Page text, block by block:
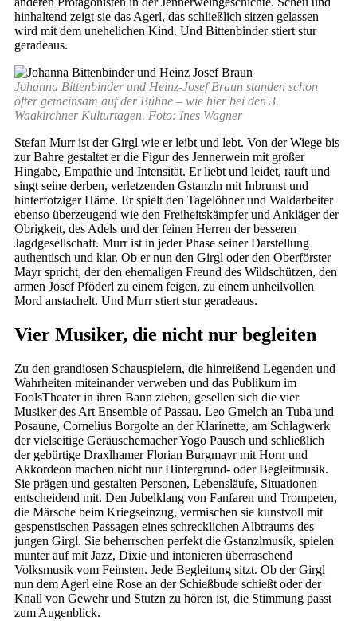
hinhaltend zeigt sie das Agerl, das schließlich sitzen gelassen
wird mit dem unehelichen Kind. Und Bittenbinder stiert stur
geradeaus.
Johanna Bittenbinder und Heinz-Josef Braun standen schon
öfter gemeinsam auf der Bühne – wie hier bei den 3.
Waakirchner Kulturtagen. Foto: Ines Wagner
Stefan Murr ist der Girgl wie er leibt und lebt. Von der Wiege bis
zur Bahre gestaltet er die Figur des Jennerwein mit großer
Hingabe, Empathie und Intensität. Er liebt und leidet, rauft und
singt seine derben, verletzenden Gstanzln mit Inbrunst und
hinterfotziger Häme. Er spielt den Tagelöhner und Waldarbeiter
ebenso überzeugend wie den Freiheitskämpfer und Ankläger der
Obrigkeit, des Adels und der feinen Herren der besseren
Jagdgesellschaft. Murr ist in jeder Phase seiner Darstellung
authentisch und klar. Ob er nun den Girgl oder den Oberförster
Mayr spricht, der den ehemaligen Freund des Wildschützen, den
armen Josef Pföderl zu einem feigen, zu einem unheilvollen
Mord anstachelt. Und Murr stiert stur geradeaus.
Vier Musiker, die nicht nur begleiten
Zu den grandiosen Schauspielern, die hinreißend Legenden und
Wahrheiten miteinander verweben und das Publikum im
FoolsTheater in ihren Bann ziehen, gesellen sich die vier
Musiker des Art Ensemble of Passau. Leo Gmelch an Tuba und
Posaune, Cornelius Borgolte an der Klarinette, am Schlagwerk
der vielseitige Geräuschemacher Yogo Pausch und schließlich
der gebürtige Draxlhamer Florian Burgmayr mit Horn und
Akkordeon machen nicht nur Hintergrund- oder Begleitmusik.
Sie prägen und gestalten Personen, Lebensläufe, Situationen
entscheidend mit. Den Jubelklang von Fanfaren und Trompeten,
die Märsche beim Kriegseinzug, vermischen sie kunstvoll mit
gespenstischen Passagen eines schrecklichen Albtraums des
jungen Girgl. Sie beherrschen perfekt die Gstanzlmusik, spielen
munter auf mit Jazz, Dixie und intonieren überraschend
Volksmusik vom Feinsten. Jede Begleitung sitzt. Ob der Girgl
nun dem Agerl eine Rose an der Schießbude schießt oder der
Knall von Gewehr und Stutzn zu hören ist, die Stimmung passt
zum Augenblick.